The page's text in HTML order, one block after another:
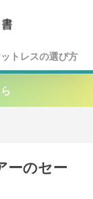
トレスの選び方
ーのセー